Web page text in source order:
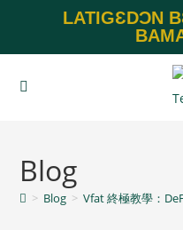
LATIGƐDƆN
Blog
> Blog > Vfat 終極教學：